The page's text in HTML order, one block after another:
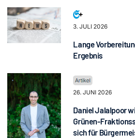
3. JULI 2026
Lange
Ergebnis
26. JUNI 2026
Daniel Jalalpoor
Grünen-
sich für